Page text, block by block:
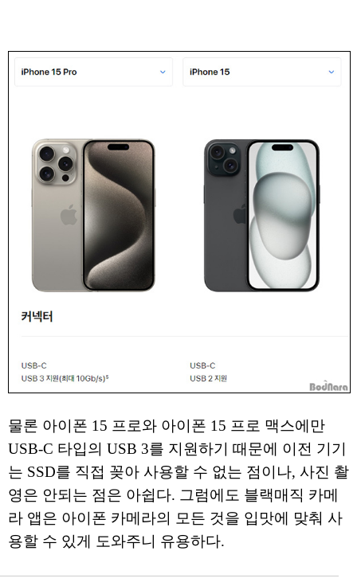
물론 아이폰 15 프로와 아이폰 15 프로 맥스에만
USB-C 타입의 USB 3를 지원하기 때문에 이전 기기
는 SSD를 직접 꽂아 사용할 수 없는 점이나, 사진 촬
영은 안되는 점은 아쉽다. 그럼에도 블랙매직 카메
라 앱은 아이폰 카메라의 모든 것을 입맛에 맞춰 사
용할 수 있게 도와주니 유용하다.